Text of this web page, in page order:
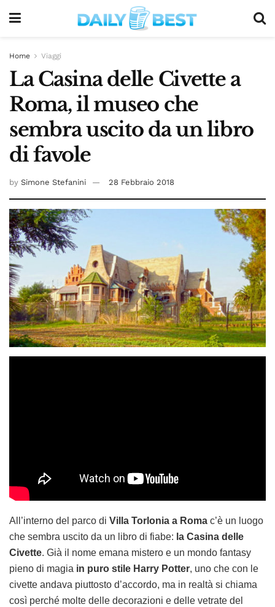
Home Viaggi
La Casina delle Civette a
Roma, il museo che
sembra uscito da un libro
di favole
by Simone Stefanini 28 Febbraio 2018
All’interno del parco di Villa Torlonia a Roma c’è un luogo
che sembra uscito da un libro di fiabe: la Casina delle
Civette. Già il nome emana mistero e un mondo fantasy
pieno di magia in puro stile Harry Potter, uno che con le
civette andava piuttosto d’accordo, ma in realtà si chiama
così perché molte delle decorazioni e delle vetrate del